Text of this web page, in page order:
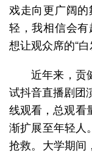
戏走向更广阔
轻，我相信会
想让观众席的“
近年来，贡
试抖音直播剧团
线观看，总观看
渐扩展至年轻人
抢救。大学期间